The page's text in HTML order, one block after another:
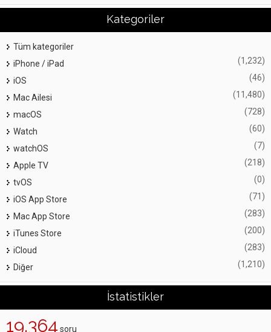
Kategoriler
Tüm kategoriler
iPhone / iPad
(1,232)
iOS (46)
Mac Ailesi (11,480)
macOS (728)
Watch (60)
watchOS (7)
Apple TV (218)
tvOS (0)
iOS App Store (71)
Mac App Store (283)
iTunes Store (200)
iCloud (283)
Diğer (1,210)
İstatistikler
19,364 soru